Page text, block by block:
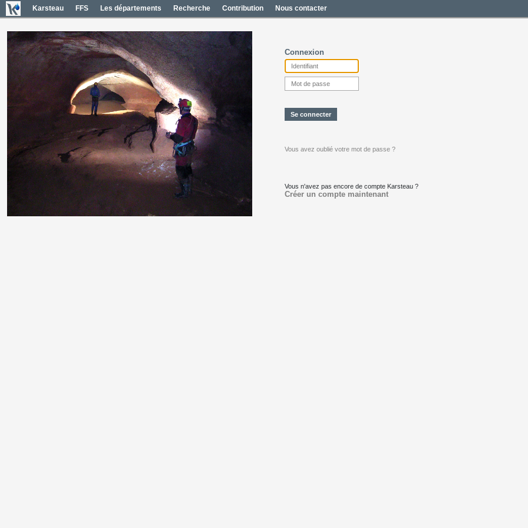
Karsteau FFS Les départements Recherche Contribution Nous contacter
Connexion
Vous avez oublié votre mot de passe ?
Vous n'avez pas encore de compte Karsteau ?
Créer un compte maintenant